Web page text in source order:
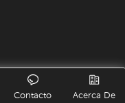
Acerca De
Contacto